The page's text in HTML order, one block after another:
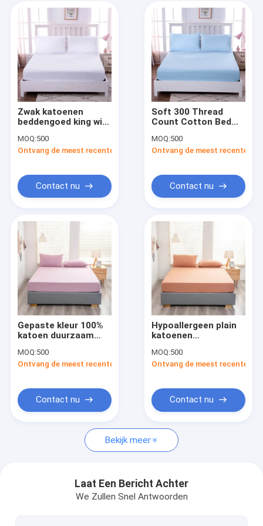
Producten
Videos
Over ons
Fabrieksreis
Contacteer ons
nieuws
Zwak katoenen
beddengoed king wit
tellend katoenen
lakens
MOQ:500
Ontvang de meest recente Prijs
Contact nu
Soft 300 Thread
Count Cotton Bed
Ademhalend Bed
Sheets In
MOQ:500
Ontvang de meest recente
Contact nu
Gepaste kleur 100%
katoen duurzaam
katoen beddengoed
alle seizoenen
MOQ:500
Ontvang de meest recente Prijs
Contact nu
Hypoallergeen plain
katoenen
bevestigd
beddengoed
size
MOQ:500
Ontvang de meest recente
Contact nu
Bekijk meer
Laat Een Bericht Achter
We Zullen Snel Antwoorden